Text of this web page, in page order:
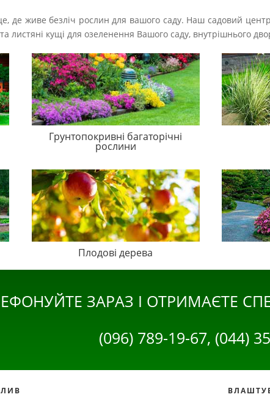
де живе безліч рослин для вашого саду. Наш садовий
листяні кущі для озеленення Вашого саду, внутрішнього
Грунтопокривні багаторічні
рослини
Плодові дерева
ЗАРАЗ І ОТРИМАЄТЕ
(096) 789-19-67, (044)